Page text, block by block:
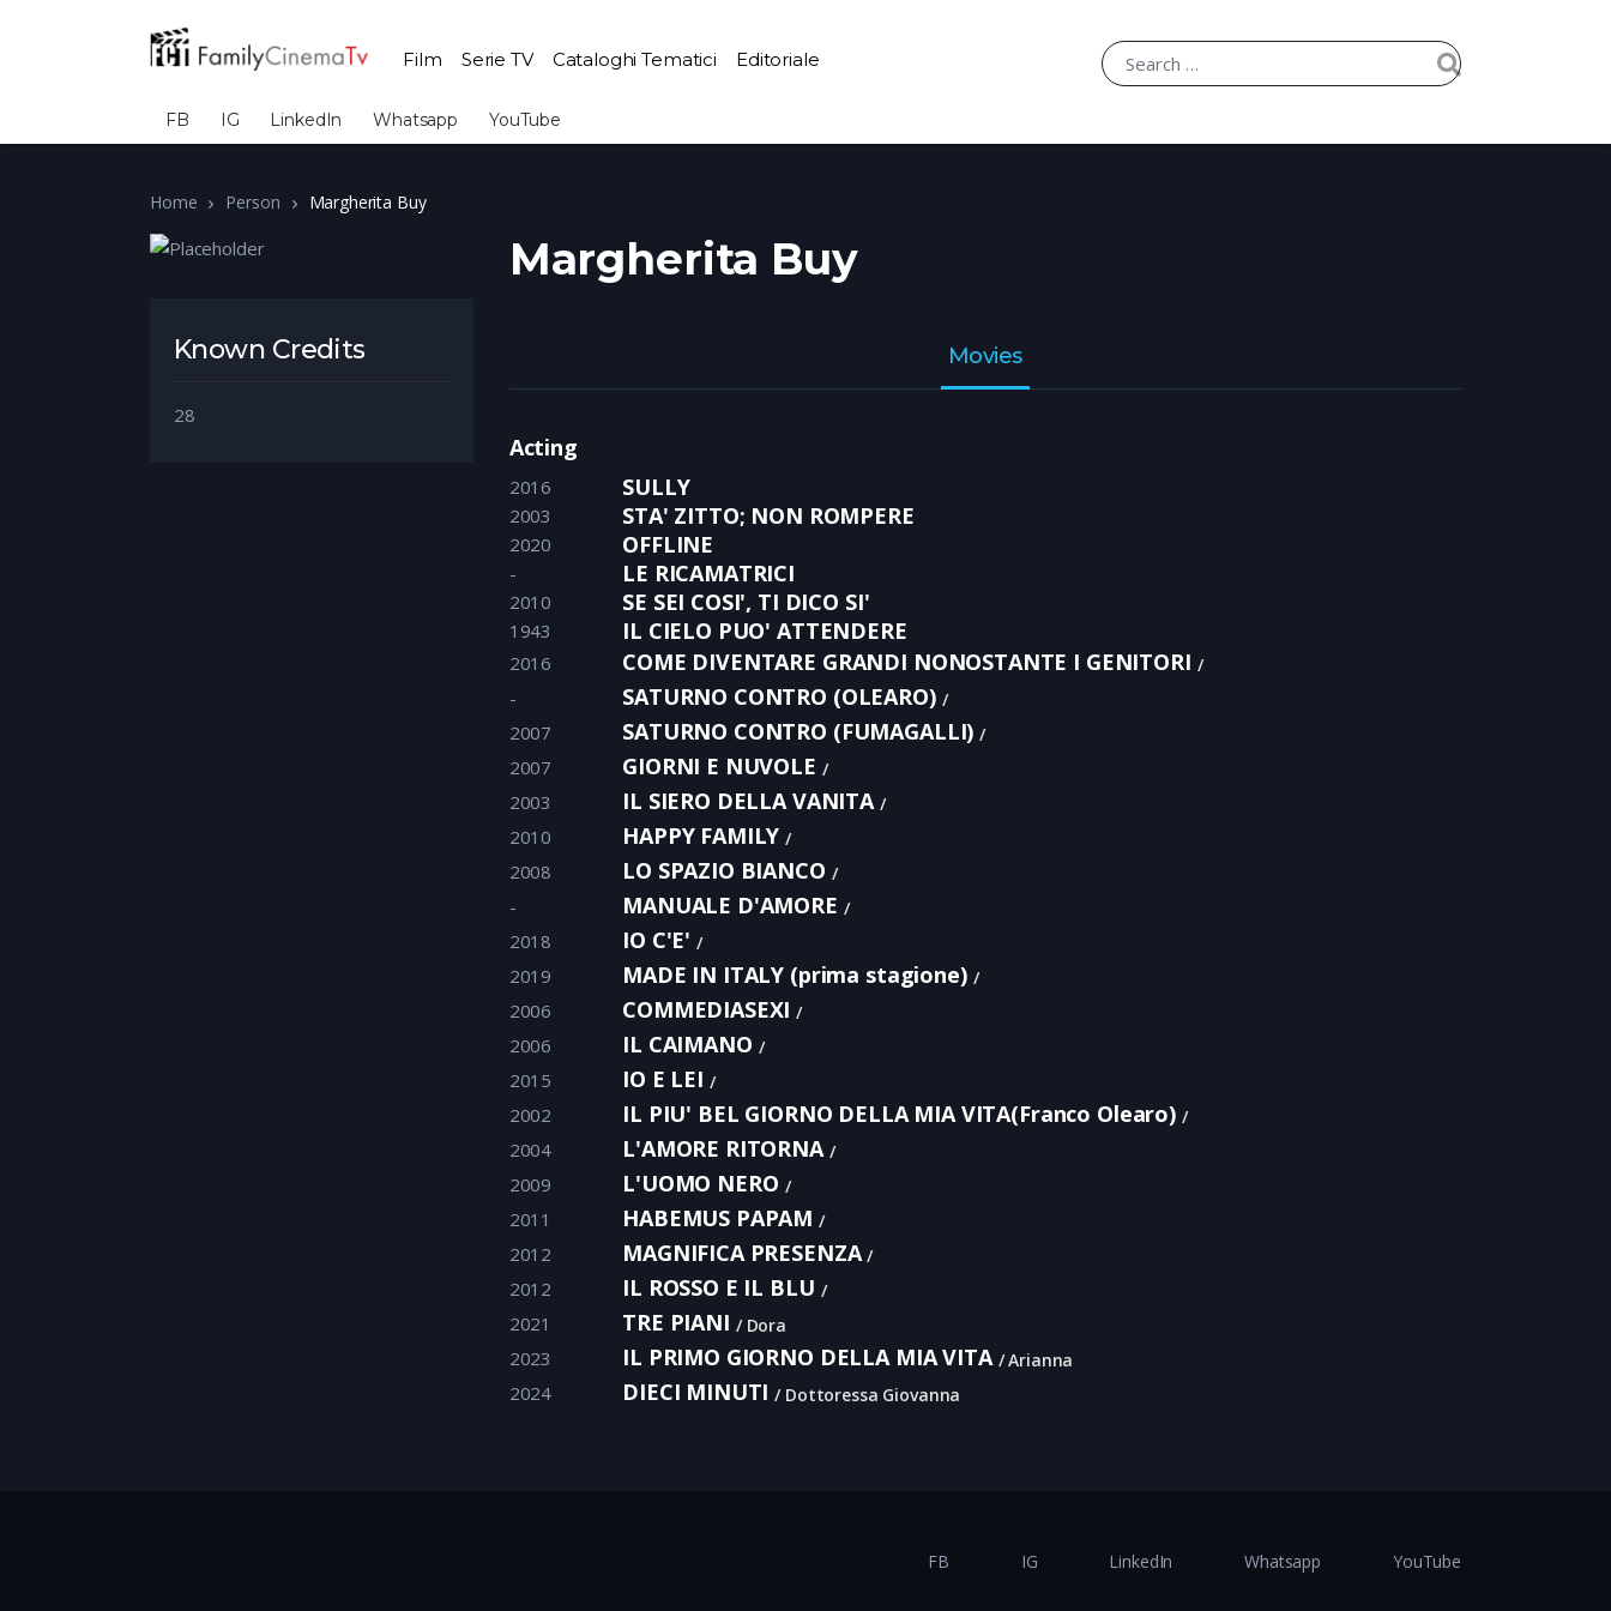
Film Serie TV Cataloghi Tematici Editoriale
FB IG LinkedIn Whatsapp YouTube
Home Person Margherita Buy
Known Credits
28
Margherita Buy
Movies
Acting
2016 SULLY
2003 STA' ZITTO; NON ROMPERE
2020 OFFLINE
- LE RICAMATRICI
2010 SE SEI COSI', TI DICO SI'
1943 IL CIELO PUO' ATTENDERE
2016 COME DIVENTARE GRANDI NONOSTANTE I GENITORI
- SATURNO CONTRO (OLEARO)
2007 SATURNO CONTRO (FUMAGALLI)
2007 GIORNI E NUVOLE
2003 IL SIERO DELLA VANITA
2010 HAPPY FAMILY
2008 LO SPAZIO BIANCO
- MANUALE D'AMORE
2018 IO C'E'
2019 MADE IN ITALY (prima stagione)
2006 COMMEDIASEXI
2006 IL CAIMANO
2015 IO E LEI
2002 IL PIU' BEL GIORNO DELLA MIA VITA(Franco Olearo)
2004 L'AMORE RITORNA
2009 L'UOMO NERO
2011 HABEMUS PAPAM
2012 MAGNIFICA PRESENZA
2012 IL ROSSO E IL BLU
2021 TRE PIANI Dora
2023 IL PRIMO GIORNO DELLA MIA VITA Arianna
2024 DIECI MINUTI Dottoressa Giovanna
FB IG LinkedIn Whatsapp YouTube